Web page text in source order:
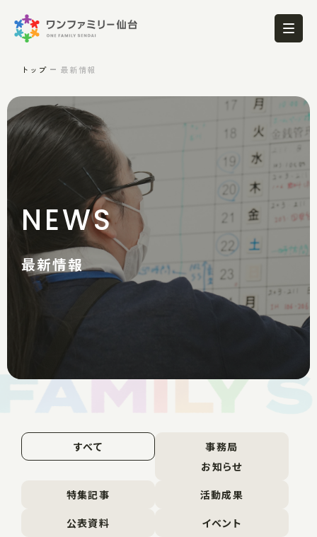
トップ 最新情報
NEWS
最新情報
すべて
事務局
お知らせ
特集記事
活動成果
公表資料
イベント